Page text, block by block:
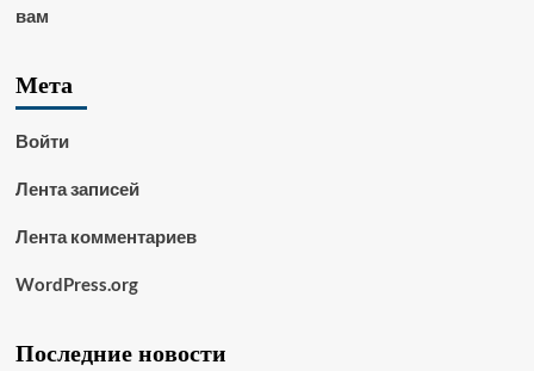
вам
Мета
Войти
Лента записей
Лента комментариев
WordPress.org
Последние новости